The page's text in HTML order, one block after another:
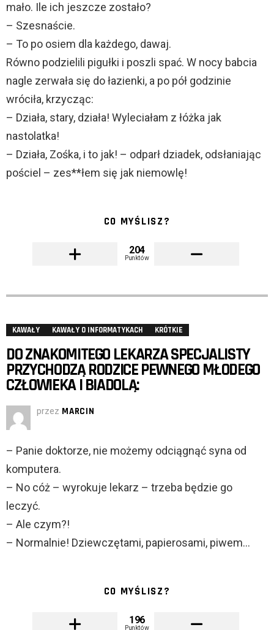
mało. Ile ich jeszcze zostało?
– Szesnaście.
– To po osiem dla każdego, dawaj.
Równo podzielili pigułki i poszli spać. W nocy babcia
nagle zerwała się do łazienki, a po pół godzinie
wróciła, krzycząc:
– Działa, stary, działa! Wyleciałam z łóżka jak
nastolatka!
– Działa, Zośka, i to jak! – odparł dziadek, odsłaniając
pościel – zes**łem się jak niemowlę!
CO MYŚLISZ?
204
Punktów
KAWAŁY KAWAŁY O INFORMATYKACH KRÓTKIE
DO ZNAKOMITEGO LEKARZA SPECJALISTY
PRZYCHODZĄ RODZICE PEWNEGO MŁODEGO
CZŁOWIEKA I BIADOLĄ:
przez MARCIN
– Panie doktorze, nie możemy odciągnąć syna od
komputera.
– No cóż – wyrokuje lekarz – trzeba będzie go
leczyć.
– Ale czym?!
– Normalnie! Dziewczętami, papierosami, piwem…
CO MYŚLISZ?
196
Punktów